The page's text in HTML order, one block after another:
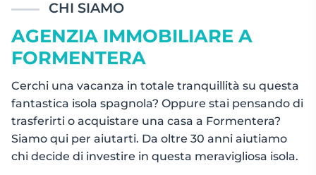
CHI SIAMO
AGENZIA IMMOBILIARE A
FORMENTERA
Cerchi una vacanza in totale tranquillità su questa
fantastica isola spagnola? Oppure stai pensando di
trasferirti o acquistare una casa a Formentera?
Siamo qui per aiutarti. Da oltre 30 anni aiutiamo
chi decide di investire in questa meravigliosa isola.